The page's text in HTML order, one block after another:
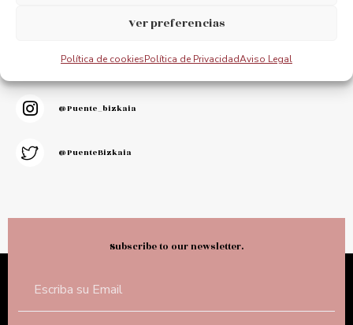
Ver preferencias
Política de cookiesPolítica de PrivacidadAviso Legal
We appreciate your opinion.
@puentebizkaia
@puente_bizkaia
@PuenteBizkaia
Subscribe to our newsletter.